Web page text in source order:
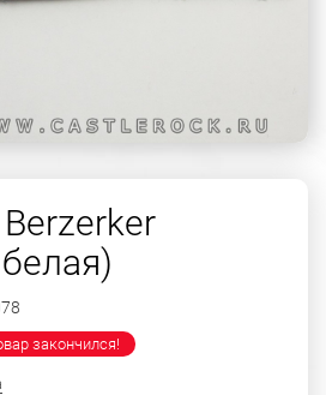
закончился!